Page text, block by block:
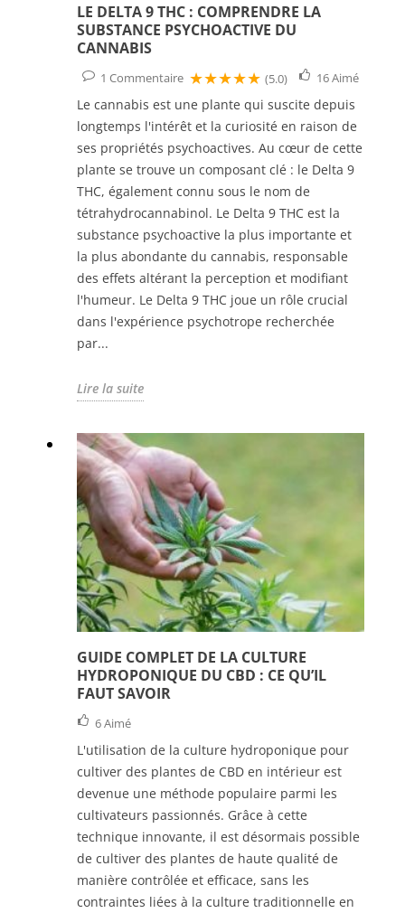
LE DELTA 9 THC : COMPRENDRE LA
SUBSTANCE PSYCHOACTIVE DU
CANNABIS
1 Commentaire ★★★★★ (5.0) 16Aimé
Le cannabis est une plante qui suscite depuis
longtemps l'intérêt et la curiosité en raison de
ses propriétés psychoactives. Au cœur de cette
plante se trouve un composant clé : le Delta 9
THC, également connu sous le nom de
tétrahydrocannabinol. Le Delta 9 THC est la
substance psychoactive la plus importante et
la plus abondante du cannabis, responsable
des effets altérant la perception et modifiant
l'humeur. Le Delta 9 THC joue un rôle crucial
dans l'expérience psychotrope recherchée
par...
Lire la suite
GUIDE COMPLET DE LA CULTURE
HYDROPONIQUE DU CBD : CE QU’IL
FAUT SAVOIR
6Aimé
L'utilisation de la culture hydroponique pour
cultiver des plantes de CBD en intérieur est
devenue une méthode populaire parmi les
cultivateurs passionnés. Grâce à cette
technique innovante, il est désormais possible
de cultiver des plantes de haute qualité de
manière contrôlée et efficace, sans les
contraintes liées à la culture traditionnelle en